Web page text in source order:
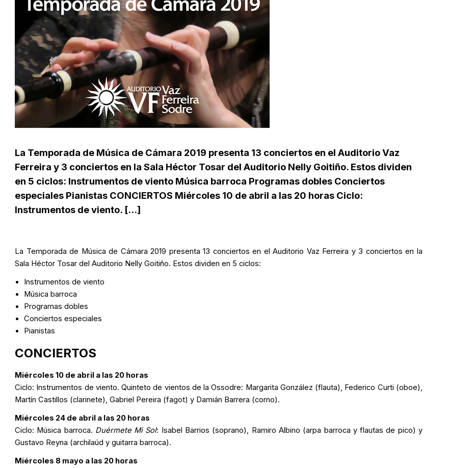
La Temporada de Música de Cámara 2019 presenta 13 conciertos en el Auditorio Vaz
Ferreira y 3 conciertos en la Sala Héctor Tosar del Auditorio Nelly Goitiño. Estos dividen
en 5 ciclos: Instrumentos de viento Música barroca Programas dobles Conciertos
especiales Pianistas CONCIERTOS Miércoles 10 de abril a las 20 horas Ciclo:
Instrumentos de viento. [...]
La Temporada de Música de Cámara 2019 presenta 13 conciertos en el Auditorio Vaz Ferreira y 3 conciertos en la
Sala Héctor Tosar del Auditorio Nelly Goitiño. Estos dividen en 5 ciclos:
Instrumentos de viento
Música barroca
Programas dobles
Conciertos especiales
Pianistas
CONCIERTOS
Miércoles 10 de abril a las 20 horas
Ciclo: Instrumentos de viento.Quinteto de vientos de la Ossodre: Margarita González (flauta), Federico Curti (oboe),
Martín Castillos (clarinete), Gabriel Pereira (fagot) y Damián Barrera (corno).
Miércoles 24 de abril a las 20 horas
Ciclo: Música barroca. Duérmete Mi Sol: Isabel Barrios (soprano), Ramiro Albino (arpa barroca y flautas de pico) y
Gustavo Reyna (archilaúd y guitarra barroca).
Miércoles 8 mayo a las 20 horas